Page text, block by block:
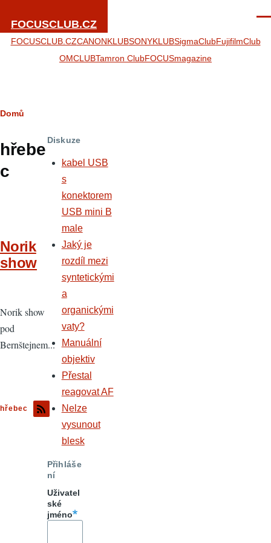
FOCUSCLUB.CZ
FOCUSCLUB.CZCANONKLUBSONYKLUBSigmaClubFujifilmClub
OMCLUBTamron ClubFOCUSmagazine
Drobečková
navigace
Domů
hřebe
c
Norik
show
Norik show
pod
Bernštejnem...
hřebec
Diskuze
kabel USB
s
konektorem
USB mini B
male
Jaký je
rozdíl mezi
syntetickými
a
organickými
vaty?
Manuální
objektiv
Přestal
reagovat AF
Nelze
vysunout
blesk
Přihláše
ní
Uživatel
ské
jméno